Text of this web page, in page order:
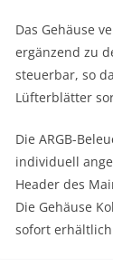
Das Gehäuse
ergänzend zu
steuerbar, so
Lüfterblätter
Die ARGB-
individuell
Header des
Die Gehäuse
sofort